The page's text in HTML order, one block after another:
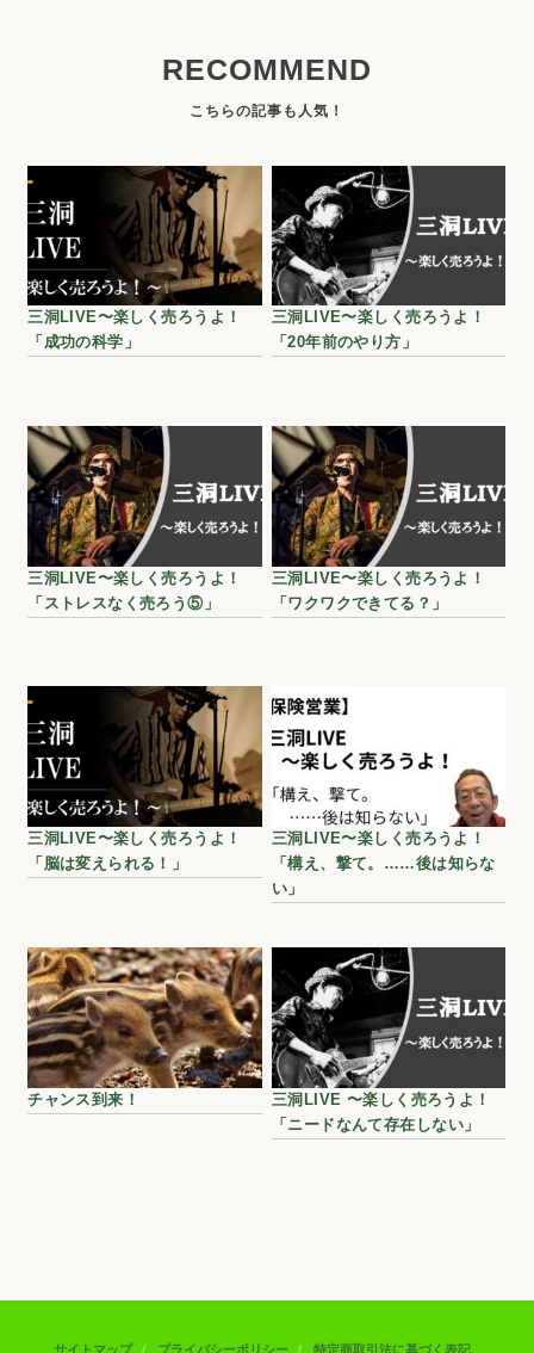
RECOMMEND
三洞LIVE〜楽しく売ろうよ！
「成功の科学」
三洞LIVE〜楽しく売ろうよ！
「20年前のやり方」
三洞LIVE〜楽しく売ろうよ！
「ストレスなく売ろう⑤」
三洞LIVE〜楽しく売ろうよ！
「ワクワクできてる？」
三洞LIVE〜楽しく売ろうよ！
「脳は変えられる！」
三洞LIVE〜楽しく売ろうよ！
「構え、撃て。……後は知らな
い」
チャンス到来！
三洞LIVE 〜楽しく売ろうよ！
「ニードなんて存在しない」
サイトマップ プライバシーポリシー 特定商取引法に基づく表記